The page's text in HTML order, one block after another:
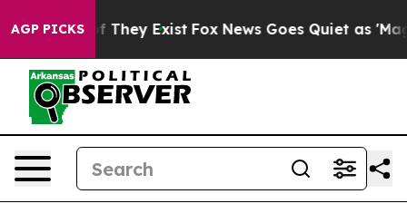
AGP PICKS
no Proof They Exist Fox News Goes Quiet as 'Maga